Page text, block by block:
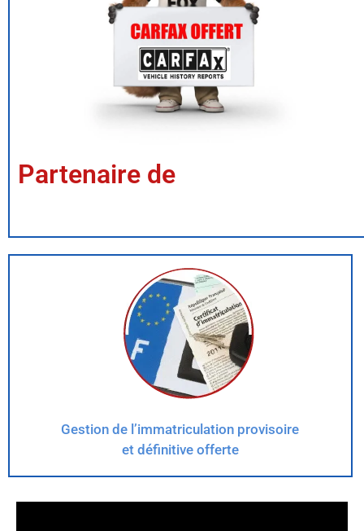
Partenaire de
Gestion de l’immatriculation provisoire
et définitive offerte